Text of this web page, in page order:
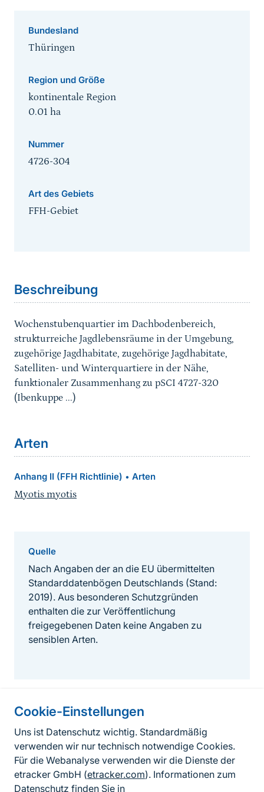
Cookie-Einstellungen
Uns ist Datenschutz wichtig. Standardmäßig
verwenden wir nur technisch notwendige Cookies.
Für die Webanalyse verwenden wir die Dienste der
etracker GmbH (etracker.com). Informationen zum
Datenschutz finden Sie in
Bundesland
Thüringen
Region und Größe
kontinentale Region
0.01 ha
Nummer
4726-304
Art des Gebiets
FFH-Gebiet
Beschreibung
Wochenstubenquartier im Dachbodenbereich,
strukturreiche Jagdlebensräume in der Umgebung,
zugehörige Jagdhabitate, zugehörige Jagdhabitate,
Satelliten- und Winterquartiere in der Nähe,
funktionaler Zusammenhang zu pSCI 4727-320
(Ibenkuppe ...)
Arten
Anhang II (FFH Richtlinie) • Arten
Myotis myotis
Quelle
Nach Angaben der an die EU übermittelten
Standarddatenbögen Deutschlands (Stand:
2019). Aus besonderen Schutzgründen
enthalten die zur Veröffentlichung
freigegebenen Daten keine Angaben zu
sensiblen Arten.
Informationen zur Seite
FußzeileKontakt zum BfN
Kontaktformular